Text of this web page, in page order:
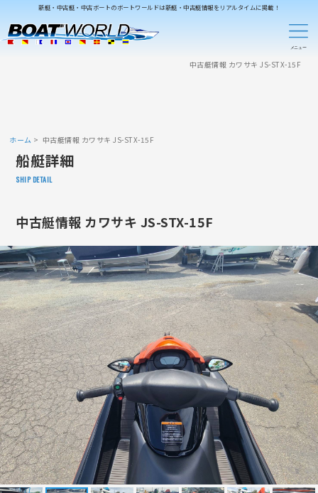
新艇・中古艇・中古ボートのボートワールドは新艇・中古艇情報をリアルタイムに掲載！
中古艇情報 カワサキ JS-STX-15F
ホーム 中古艇情報 カワサキ JS-STX-15F
船艇詳細
SHIP DETAIL
中古艇情報 カワサキ JS-STX-15F